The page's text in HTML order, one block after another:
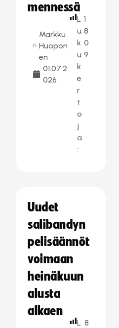
mennessä
Markku
Huopon
en
01.07.2
026
L
u
k
u
k
e
r
t
o
j
a
:
1
8
0
9
Uudet
salibandyn
pelisäännöt
voimaan
heinäkuun
alusta
alkaen
L 8